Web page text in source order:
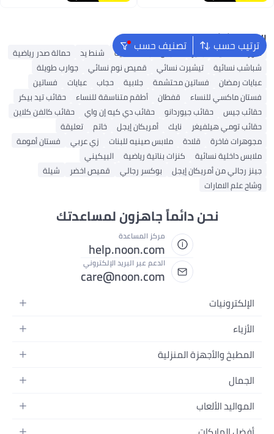
ترتيب حسب تصنيف حسب البحث الشائع
شورتات نسائية بلايز ملابس سباحة نسائية شنط يد
حمالة صدر رياضية
شباشب نسائية
تيشيرت نسائي قميص نوم نسائي
جوارب طويلة
عبايات رمضان
فساتين محتشمة جلابية حجاب عبايات
فساتين
فستان ماكسي للنساء
قفطان أطقم متناسقة للنساء
حقائب تيد بيكر
حقائب جيس
حقائب جيوردانو حقائب دي كيه إن واي
حقائب كالفن كلاين
حقائب تومي هيلفيغر
نايك أمريكان إيجل خاتم
تعليقة
مجوهرات فاخرة
قلادة ملابس صينيه للبنات زي عربي
فستان أمومة
ملابس داخلية نسائية
كنزات بناتية رياضية
البيكيني
جينز رجالي من أمريكان إيجل
بوكسر رجالي قميص اخضر
شيلة
وشاح علم الامارات
نحن دائماً جاهزون لمساعدتك
مركز المساعدة
help.noon.com
الدعم عبر البريد الإلكتروني
care@noon.com
الإلكترونيات
الهواتف المتحركة
أجهزة الكمبيوتر المحمولة
أجهزة الكمبيوتر المكتبية
سماعات الرأس
الأزياء
أزياء نسائية
أزياء الأطفال
العطور
المطبخ والأجهزة المنزلية
الأجهزة الكبيرة
أثاث غرفة النوم
التخزين
الجمال
العطور
المواليد الألعاب
الرضاعة والتغذية